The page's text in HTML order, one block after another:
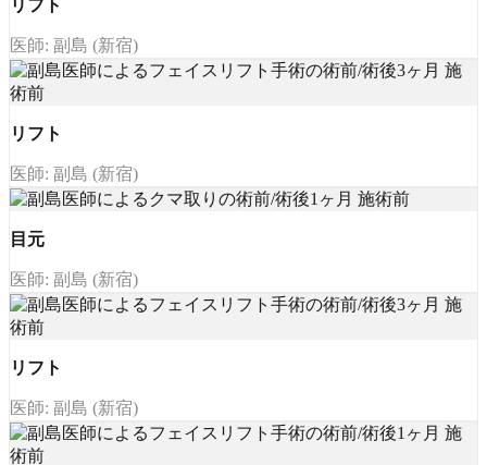
リフト
医師: 副島 (新宿)
リフト
医師: 副島 (新宿)
目元
医師: 副島 (新宿)
リフト
医師: 副島 (新宿)